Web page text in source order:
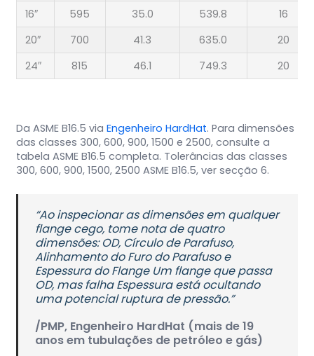
16″
595 35.0 539.8
16
20″
700 41.3 635.0
20
24″
815 46.1 749.3 20
Da ASME B16.5 via Engenheiro HardHat. Para dimensões
das classes 300, 600, 900, 1500 e 2500, consulte a
tabela ASME B16.5 completa. Tolerâncias das classes
300, 600, 900, 1500, 2500 ASME B16.5, ver secção 6.
“Ao inspecionar as dimensões em qualquer
flange cego, tome nota de quatro
dimensões: OD, Círculo de Parafuso,
Alinhamento do Furo do Parafuso e
Espessura do Flange Um flange que passa
OD, mas falha Espessura está ocultando
uma potencial ruptura de pressão.”
/PMP, Engenheiro HardHat (mais de 19
anos em tubulações de petróleo e gás)